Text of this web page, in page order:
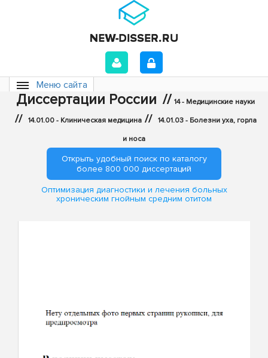
Меню сайта
Диссертации России // 14 - Медицинские науки
// 14.01.00 - Клиническая медицина // 14.01.03 - Болезни уха, горла
и носа
Открыть удобный поиск по каталогу
более 800 000 диссертаций
Оптимизация диагностики и лечения больных
хроническим гнойным средним отитом